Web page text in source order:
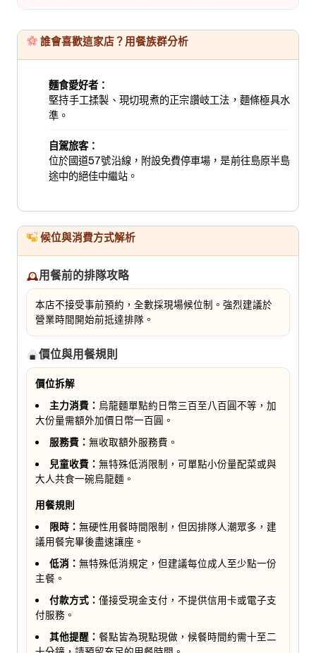
誰會喜歡這家店？用餐族群分析
麵食愛好者：
堅持手工揉製、現切現煮的正宗讚岐工法，麵條極具水
準。
自駕旅客：
位於國道57號沿線，附設免費停車場，是前往島原半島
途中的絕佳中繼站。
候位與消費方式解析
用餐前的排隊攻略
本店不接受事前預約，全數採現場候位制。強烈建議於
營業時間開始前抵達排隊。
價位與用餐規則
價位拆解
主力消費： 烏龍麵單點約日幣三百至八百圓不等，加
大份量需額外加價日幣一百圓。
服務費： 無收取額外服務費。
兒童收費： 無特殊低消限制，可單點小份量配菜或與
大人共食一碗烏龍麵。
用餐規則
限時： 無硬性用餐時間限制，但因排隊人潮眾多，建
議用餐完畢後盡速讓座。
低消： 無特殊低消規定，但建議每位成人至少點一份
主餐。
付款方式： 僅接受現金支付，不提供信用卡或電子支
付服務。
其他提醒： 餐點皆為現點現做，候餐時間約需十至二